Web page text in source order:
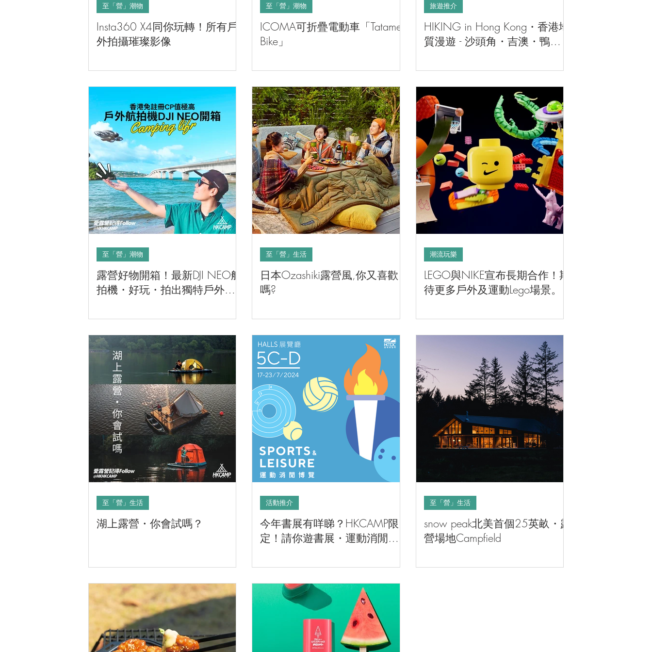
Insta360 X4同你玩轉！所有戶
外拍攝璀璨影像
至「營」潮物
ICOMA可折疊電動車「Tatamel
Bike」
至「營」潮物
HIKING in Hong Kong・香港地
質漫遊 - 沙頭角・吉澳・鴨洲
旅遊推介
露營好物開箱！最新DJI NEO航
拍機・好玩・拍出獨特戶外視
至「營」潮物
日本Ozashiki露營風,你又喜歡
嗎?
至「營」生活
LEGO與NIKE宣布長期合作！期
待更多戶外及運動Lego場景。
潮流玩樂
湖上露營・你會試嗎？
至「營」生活
今年書展有咩睇？HKCAMP限
定！請你遊書展・運動消閒博
活動推介
snow peak北美首個25英畝・露
營場地Campfield
至「營」生活